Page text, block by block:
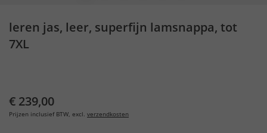
leren jas, leer, superfijn lamsnappa, tot
7XL
€ 239,00
Prijzen inclusief BTW, excl. verzendkosten